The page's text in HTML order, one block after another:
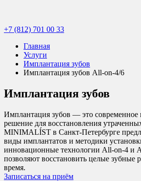
+7 (812) 701 00 33
Главная
Услуги
Имплантация зубов
Имплантация зубов All-on-4/6
Имплантация зубов
Имплантация зубов — это современное
решение для восстановления
MINIMALÍST в Санкт-Петербурге
виды имплантатов и методики
инновационные технологии All-on-4 и
позволяют восстановить целые зубные
время.
Записаться на приём